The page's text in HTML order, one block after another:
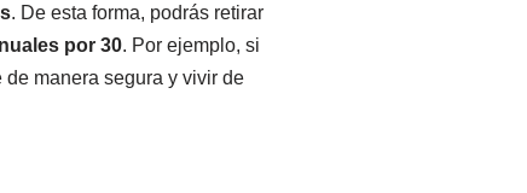
. De esta forma, podrás retirar
por 30. Por ejemplo, si
manera segura y vivir de